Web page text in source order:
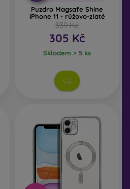
Puzdro Magsafe Shine
iPhone 11 - růžovo-zlaté
339 Kč
305 Kč
Skladem > 5 ks